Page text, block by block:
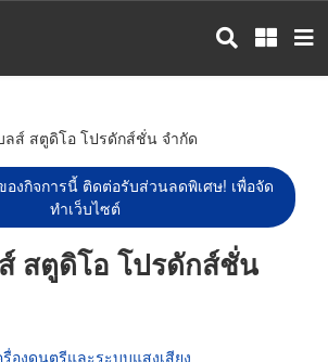
ลส์ สตูดิโอ โปรดักส์ชั่น จำกัด
งกิจการนี้ ติดต่อรับส่วนลดพิเศษ! เพื่อจัด
ทำเว็บไซต์
สตูดิโอ โปรดักส์ชั่น
รื่องดนตรีและระบบแสงเสียง